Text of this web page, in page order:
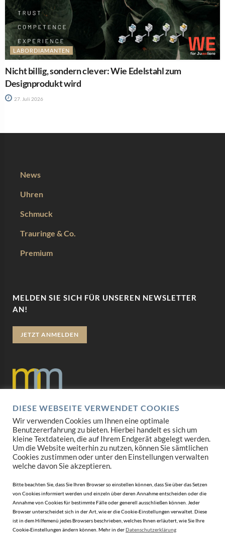
LABORDIAMANTEN
Nicht billig, sondern clever: Wie Edelstahl zum
Designprodukt wird
27. Juli 2026
News
Uhren
Schmuck
Trauringe & Co.
Premium
MELDEN SIE SICH FÜR UNSEREN NEWSLETTER
AN!
JETZT ANMELDEN
Datenschutz
Impressum
AGB
DIESE WEBSEITE VERWENDET COOKIES
Wir verwenden Cookies um Ihnen eine optimale
Benutzererfahrung zu bieten. Hierbei handelt es sich um
kleine Textdateien, die auf Ihrem Endgerät abgelegt werden.
Um die Website weiterhin zu nutzen, können Sie sämtlichen
Cookies zustimmen oder unter den Einstellungen verwalten
welche davon Sie akzeptieren.
Bitte beachten Sie, dass Sie Ihren Browser so einstellen können, dass Sie über das Setzen
von Cookies informiert werden und einzeln über deren Annahme entscheiden oder die
Annahme von Cookies für bestimmte Fälle oder generell ausschließen können. Jeder
Browser unterscheidet sich in der Art, wie er die Cookie-Einstellungen verwaltet. Diese
ist in dem Hilfemenü jedes Browsers beschrieben, welches Ihnen erläutert, wie Sie Ihre
Cookie-Einstellungen ändern können. Mehr in derDatenschutzerklärung